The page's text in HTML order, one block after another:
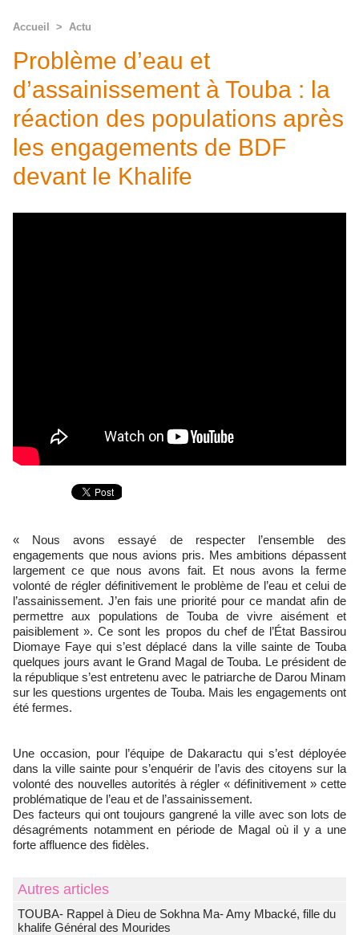
Accueil > Actu
Problème d’eau et
d’assainissement à Touba : la
réaction des populations après
les engagements de BDF
devant le Khalife
« Nous avons essayé de respecter l’ensemble des
engagements que nous avions pris. Mes ambitions dépassent
largement ce que nous avons fait. Et nous avons la ferme
volonté de régler définitivement le problème de l’eau et celui de
l’assainissement. J’en fais une priorité pour ce mandat afin de
permettre aux populations de Touba de vivre aisément et
paisiblement ». Ce sont les propos du chef de l’État Bassirou
Diomaye Faye qui s’est déplacé dans la ville sainte de Touba
quelques jours avant le Grand Magal de Touba. Le président de
la république s’est entretenu avec le patriarche de Darou Minam
sur les questions urgentes de Touba. Mais les engagements ont
été fermes.
Une occasion, pour l’équipe de Dakaractu qui s’est déployée
dans la ville sainte pour s’enquérir de l’avis des citoyens sur la
volonté des nouvelles autorités à régler « définitivement » cette
problématique de l’eau et de l’assainissement.
Des facteurs qui ont toujours gangrené la ville avec son lots de
désagréments notamment en période de Magal où il y a une
forte affluence des fidèles.
Autres articles
TOUBA- Rappel à Dieu de Sokhna Ma- Amy Mbacké, fille du
khalife Général des Mourides